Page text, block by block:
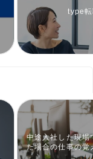
type
中途入社した現場
た場合の仕事の覚